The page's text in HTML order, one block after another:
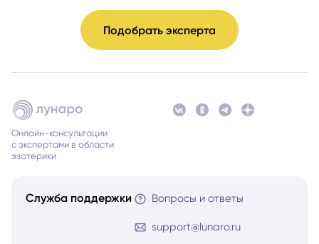
Подобрать эксперта
Онлайн-консультации
с экспертами в области
эзотерики
Служба поддержки Вопросы и ответы
support@lunaro.ru